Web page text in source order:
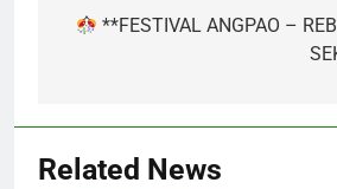
navigation
**FESTIVAL ANGPAO –
Related News